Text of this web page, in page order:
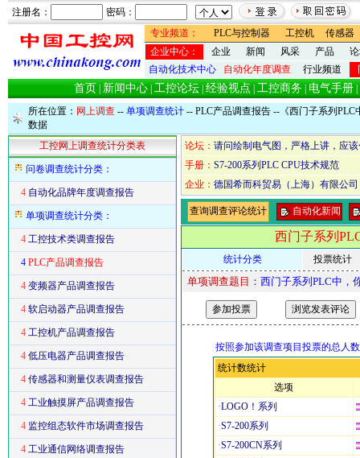
注册名：
密码：
专业频道：
PLC与控制器 工控机
传感器
企业中心：
企业 新闻 风采 产品
自动化技术中心
自动化年度调查 行业频道
首页 新闻中心 工控论坛 经验视点 工控商务 电气手册
所在位置： 网上调查 -- 单项调查统计 -- PLC产品调查报告 --《西门子系列PLC
数据
工控网上调查统计分类表
问卷调查统计分类：
4 自动化品牌年度调查报告
单项调查统计分类：
4 工控技术类调查报告
4 PLC产品调查报告
4 变频器产品调查报告
4 软启动器产品调查报告
4 工控机产品调查报告
4 低压电器产品调查报告
4 传感器和测量仪表调查报告
4 工业触摸屏产品调查报告
4 监控组态软件市场调查报告
4 工业通信网络调查报告
论坛： 请问绘制电气图，严格上讲，应
手册： S7-200系列PLC CPU技术规范
企业： 德国希而科贸易（上海）有限公司
查询调查评论统计 自动化新闻
西门子系列
统计分类 投票统计
单项调查题目 ：西门子系列PLC中，
按照参加该调查项目投票的总人
统计数统计
选项
·LOGO！系列
·S7-200系列
·S7-200CN系列